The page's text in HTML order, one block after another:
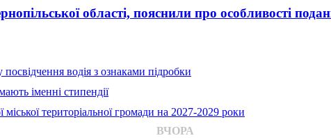
області, пояснили про особливості
водія з ознаками підробки
іменні стипендії
територіальної громади на 2027-2029 роки
ВЧОРА